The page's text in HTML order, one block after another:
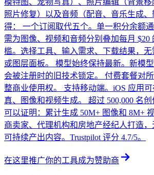
模特图、宠物写真）、照片编辑（背景
照片修复）以及音频（配音、音乐生成
得： 一个订阅取代五个。单一积分余额
需为图像、视频和音频分别叠加每月 $20
槛。选择工具、输入需求、下载结果，
或图层面板。 模型始终保持最新。新模
会被注册时的旧技术锁定。 付费套餐对
整商业使用权。 支持移动端。iOS 应用
真、图像和视频生成。 超过 500,000 名
可以证明：累计生成 50M+ 图像和 8M+
商卖家、代理机构和房地产经纪人打造
可持续产出内容。Trustpilot 评分 4.7/5。
在这里推广你的工具成为赞助商